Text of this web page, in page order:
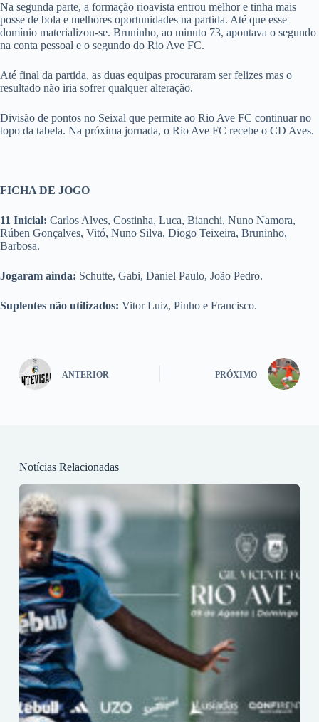
Na segunda parte, a formação rioavista entrou melhor e tinha mais
posse de bola e melhores oportunidades na partida. Até que esse
domínio materializou-se. Bruninho, ao minuto 73, apontava o segundo
na conta pessoal e o segundo do Rio Ave FC.
Até final da partida, as duas equipas procuraram ser felizes mas o
resultado não iria sofrer qualquer alteração.
Divisão de pontos no Seixal que permite ao Rio Ave FC continuar no
topo da tabela. Na próxima jornada, o Rio Ave FC recebe o CD Aves.
FICHA DE JOGO
11 Inicial: Carlos Alves, Costinha, Luca, Bianchi, Nuno Namora,
Rúben Gonçalves, Vitó, Nuno Silva, Diogo Teixeira, Bruninho,
Barbosa.
Jogaram ainda: Schutte, Gabi, Daniel Paulo, João Pedro.
Suplentes não utilizados: Vitor Luiz, Pinho e Francisco.
ANTERIOR PRÓXIMO
Notícias Relacionadas